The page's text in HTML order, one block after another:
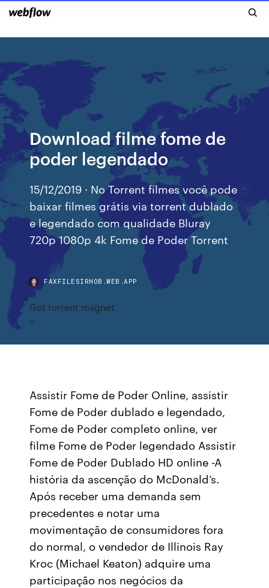
Download filme fome de
poder legendado
15/12/2019 · No Torrent filmes você pode
baixar filmes grátis via torrent dublado
e legendado com qualidade Bluray
720p 1080p 4k Fome de Poder Torrent
FAXFILESIRHOB.WEB.APP
Got torrent magnet
Assistir Fome de Poder Online, assistir
Fome de Poder dublado e legendado,
Fome de Poder completo online, ver
filme Fome de Poder legendado Assistir
Fome de Poder Dublado HD online -A
história da ascenção do McDonald’s.
Após receber uma demanda sem
precedentes e notar uma
movimentação de consumidores fora
do normal, o vendedor de Illinois Ray
Kroc (Michael Keaton) adquire uma
participação nos negócios da